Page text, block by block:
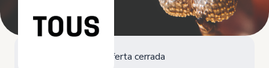
Oferta cerrada